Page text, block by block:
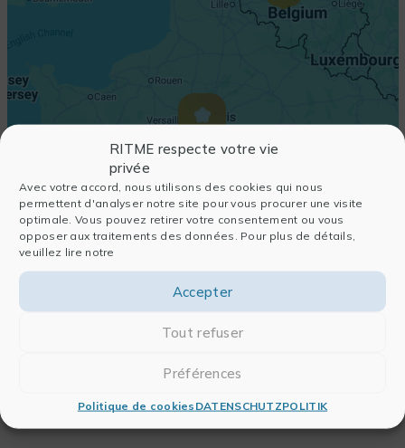
RITME respecte votre vie
privée
Avec votre accord, nous utilisons des cookies qui nous
permettent d'analyser notre site pour vous procurer une visite
optimale. Vous pouvez retirer votre consentement ou vous
opposer aux traitements des données. Pour plus de détails,
veuillez lire notre
Accepter
Tout refuser
Préférences
Politique de cookies DATENSCHUTZPOLITIK